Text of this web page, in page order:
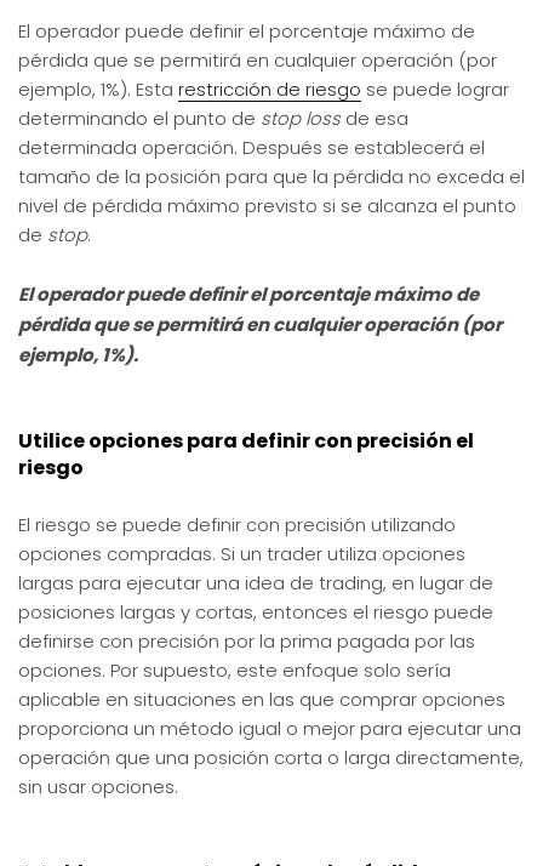
El operador puede definir el porcentaje máximo de
pérdida que se permitirá en cualquier operación (por
ejemplo, 1%). Esta restricción de riesgo se puede lograr
determinando el punto de stop lossde esa
determinada operación. Después se establecerá el
tamaño de la posición para que la pérdida no exceda el
nivel de pérdida máximo previsto si se alcanza el punto
de stop.
El operador puede definir el porcentaje máximo de
pérdida que se permitirá en cualquier operación (por
ejemplo, 1%).
Utilice opciones para definir con precisión el
riesgo
El riesgo se puede definir con precisión utilizando
opciones compradas. Si un trader utiliza opciones
largas para ejecutar una idea de trading, en lugar de
posiciones largas y cortas, entonces el riesgo puede
definirse con precisión por la prima pagada por las
opciones. Por supuesto, este enfoque solo sería
aplicable en situaciones en las que comprar opciones
proporciona un método igual o mejor para ejecutar una
operación que una posición corta o larga directamente,
sin usar opciones.